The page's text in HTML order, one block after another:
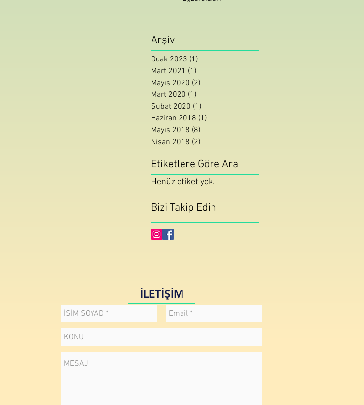
Arşiv
Ocak 2023 (1)
Mart 2021 (1)
Mayıs 2020 (2)
Mart 2020 (1)
Şubat 2020 (1)
Haziran 2018 (1)
Mayıs 2018 (8)
Nisan 2018 (2)
Etiketlere Göre Ara
Henüz etiket yok.
Bizi Takip Edin
İLETİŞİM